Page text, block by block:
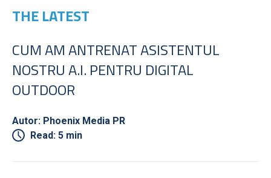
THE LATEST
CUM AM ANTRENAT ASISTENTUL
NOSTRU A.I. PENTRU DIGITAL
OUTDOOR
Autor: Phoenix Media PR
Read: 5 min